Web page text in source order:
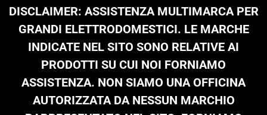
DISCLAIMER: ASSISTENZA MULTIMARCA PER
GRANDI ELETTRODOMESTICI. LE MARCHE
INDICATE NEL SITO SONO RELATIVE AI
PRODOTTI SU CUI NOI FORNIAMO
ASSISTENZA. NON SIAMO UNA OFFICINA
AUTORIZZATA DA NESSUN MARCHIO